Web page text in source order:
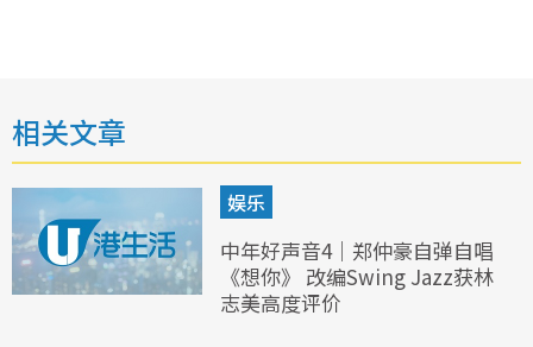
相关文章
娱乐
中年好声音4｜郑仲豪自弹自唱
《想你》 改编Swing Jazz获林
志美高度评价